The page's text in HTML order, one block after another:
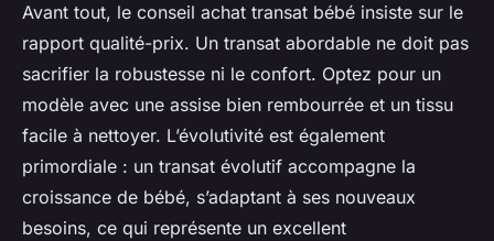
Avant tout, le conseil achat transat bébé insiste sur le
rapport qualité-prix. Un transat abordable ne doit pas
sacrifier la robustesse ni le confort. Optez pour un
modèle avec une assise bien rembourrée et un tissu
facile à nettoyer. L’évolutivité est également
primordiale : un transat évolutif accompagne la
croissance de bébé, s’adaptant à ses nouveaux
besoins, ce qui représente un excellent